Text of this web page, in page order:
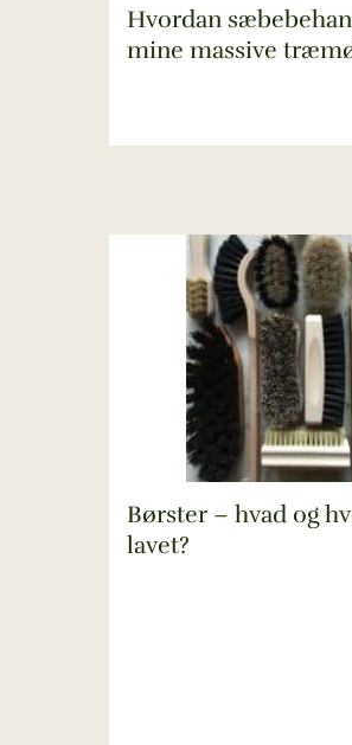
Hvordan
mine massive
Børster – hvad og
lavet?